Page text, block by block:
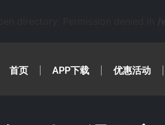
首页 APP下载 优惠活动